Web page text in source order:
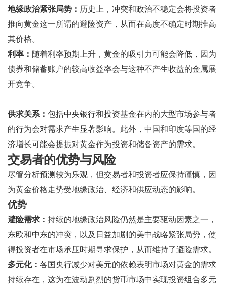
地缘政治紧张局势： 历史上，冲突和政治不稳定会将投资者
推向黄金这一所谓的避险资产，从而在高度不确定时期推高
其价格。
利率： 随着利率预期上升，黄金的吸引力可能会降低，因为
债券和储蓄账户的较高收益率会与这种不产生收益的金属展
开竞争。
供求关系： 包括中央银行和投资基金在内的大型市场参与者
的行为会对需求产生显著影响。此外，中国和印度等国的经
济增长可能会提振对黄金作为投资和储备资产的需求。
交易者的优势与风险
尽管分析预测较为乐观，但交易者和投资者应保持谨慎，因
为黄金价格走势受地缘政治、经济和供应动态的影响。
优势
避险需求： 持续的地缘政治风险仍然是主要驱动因素之一，
东欧和中东的冲突，以及日益加剧的美中战略紧张局势，使
得投资者在市场承压时期寻求保护，从而维持了避险需求。
多元化： 各国央行减少对美元的依赖表明市场对黄金的需求
持续存在，这为在波动剧烈的货币市场中实现投资组合多元